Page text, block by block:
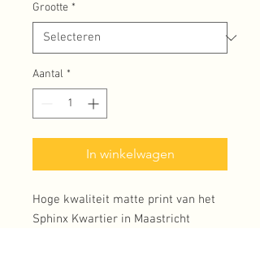
Grootte *
Aantal *
In winkelwagen
Hoge kwaliteit matte print van het
Sphinx Kwartier in Maastricht